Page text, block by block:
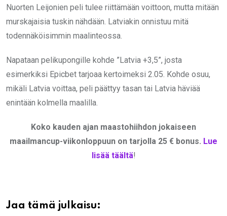
Nuorten Leijonien peli tulee riittämään voittoon, mutta mitään
murskajaisia tuskin nähdään. Latviakin onnistuu mitä
todennäköisimmin maalinteossa.
Napataan pelikupongille kohde ”Latvia +3,5”, josta
esimerkiksi Epicbet tarjoaa kertoimeksi 2.05. Kohde osuu,
mikäli Latvia voittaa, peli päättyy tasan tai Latvia häviää
enintään kolmella maalilla.
Koko kauden ajan maastohiihdon jokaiseen
maailmancup-viikonloppuun on tarjolla 25 € bonus. Lue
lisää täältä!
Jaa tämä julkaisu: